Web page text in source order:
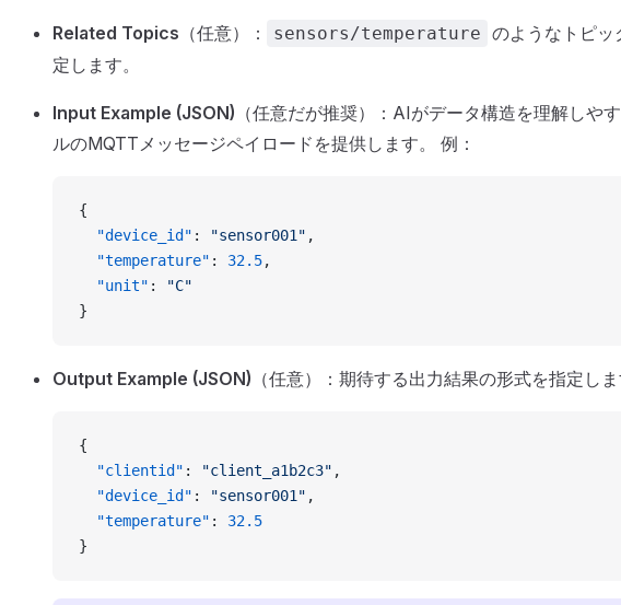
Related Topics （任意）： sensors/temperature のようなトピッ
定します。
Input Example (JSON) （任意だが推奨）：AIがデータ構造を理解しや
ルのMQTTメッセージペイロードを提供します。 例：
{
  "device_id"
: "sensor001" ,
  "temperature"
: 32.5,
  "unit"
:
"C"
}
Output Example (JSON) （任意）：期待する出力結果の形式を指定しま
{
  "clientid"
: "client_a1b2c3" ,
  "device_id"
: "sensor001" ,
  "temperature"
: 32.5
}